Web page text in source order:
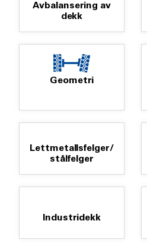
Avbalansering av
dekk
Geometri
Lettmetallsfelger/
stålfelger
Industridekk